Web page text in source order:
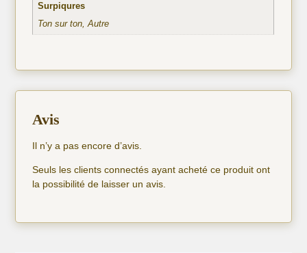
Surpiqures
Ton sur ton, Autre
Avis
Il n’y a pas encore d’avis.
Seuls les clients connectés ayant acheté ce produit ont
la possibilité de laisser un avis.